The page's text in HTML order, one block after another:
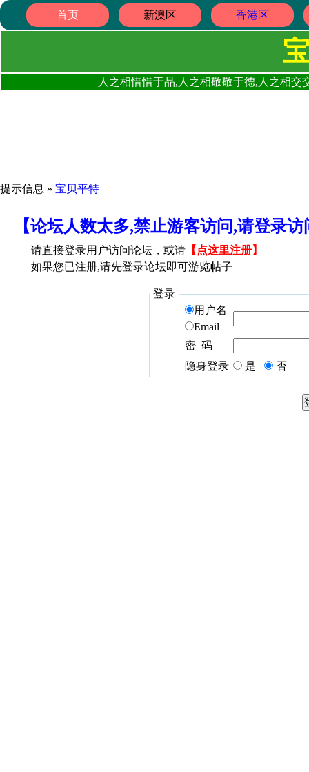
首页 新澳区 香港区
人之相惜惜于品,人之相敬敬于德,人之相
提示信息 » 宝贝平特
【论坛人数太多,禁止游客访问,请登录
请直接登录用户访问论坛，或请 【 点这里注册】
如果您已注册,请先登录论坛即可游览帖子
登录
用户名
Email
密 码
隐身登录
是 否